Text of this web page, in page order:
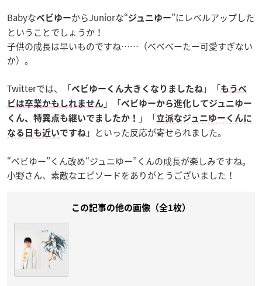
BabyなベビゆーからJuniorな“ジュニゆー”にレベルアップした
ということでしょうか！
子供の成長は早いものですね……（べべべーたー可愛すぎない
か）。
Twitterでは、「ベビゆーくん大きくなりましたね 」「もうベ
ビは卒業かもしれません 」「ベビゆーから進化してジュニゆー
くん、特異点も継いでましたか！
」「立派なジュニゆーくんに
なる日も近いですね 」といった反応が寄せられました。
“ベビゆー”くん改め“ジュニゆー”くんの成長が楽しみですね。
小野さん、素敵なエピソードをありがとうございました！
この記事の他の画像（全1枚）